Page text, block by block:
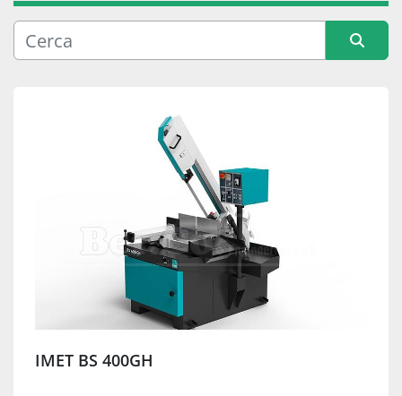
Produttore
IMET BS 400GH